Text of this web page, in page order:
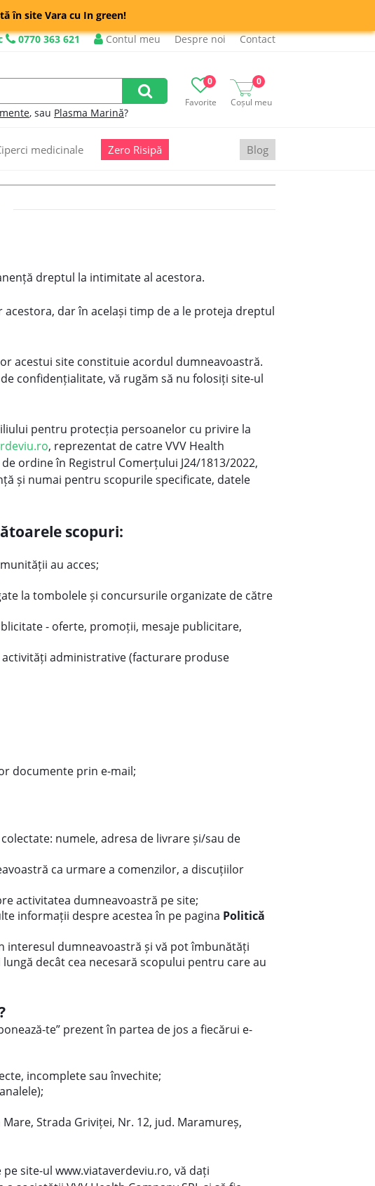
în site Vara cu In green!
0770 363 621 Contul meu Despre noi Contact
Favorite
0
Coșul meu
0
, sau Plasma Marină?
medicinale Zero Risipă Blog
dreptul la intimitate al acestora.
dar în același timp de a le proteja dreptul
acestui site constituie acordul dumneavoastră.
confidențialitate, vă rugăm să nu folosiți site-ul
pentru protecția persoanelor cu privire la
, reprezentat de catre VVV Health
ordine în Registrul Comerțului J24/1813/2022,
și numai pentru scopurile specificate, datele
scopuri:
au acces;
la tombolele și concursurile organizate de către
- oferte, promoții, mesaje publicitare,
administrative (facturare produse
documente prin e-mail;
numele, adresa de livrare și/sau de
ca urmare a comenzilor, a discuțiilor
activitatea dumneavoastră pe site;
informații despre acestea în pe pagina Politică
interesul dumneavoastră și vă pot îmbunătăți
decât cea necesară scopului pentru care au
te” prezent în partea de jos a fiecărui e-
incomplete sau învechite;
Strada Griviței, Nr. 12, jud. Maramureș,
site-ul www.viataverdeviu.ro, vă dați